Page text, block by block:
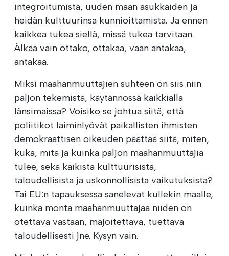
integroitumista, uuden maan asukkaiden ja
heidän kulttuurinsa kunnioittamista. Ja ennen
kaikkea tukea siellä, missä tukea tarvitaan.
Älkää vain ottako, ottakaa, vaan antakaa,
antakaa.
Miksi maahanmuuttajien suhteen on siis niin
paljon tekemistä, käytännössä kaikkialla
länsimaissa? Voisiko se johtua siitä, että
poliitikot laiminlyövät paikallisten ihmisten
demokraattisen oikeuden päättää siitä, miten,
kuka, mitä ja kuinka paljon maahanmuuttajia
tulee, sekä kaikista kulttuurisista,
taloudellisista ja uskonnollisista vaikutuksista?
Tai EU:n tapauksessa sanelevat kullekin maalle,
kuinka monta maahanmuuttajaa niiden on
otettava vastaan, majoitettava, tuettava
taloudellisesti jne. Kysyn vain.